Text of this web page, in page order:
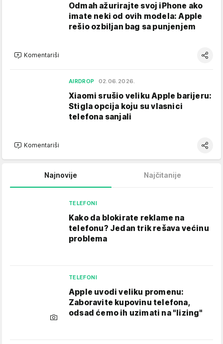
Odmah ažurirajte svoj iPhone ako
imate neki od ovih modela: Apple
rešio ozbiljan bag sa punjenjem
Komentariši
AIRDROP 02.06.2026.
Xiaomi srušio veliku Apple barijeru:
Stigla opcija koju su vlasnici
telefona sanjali
Komentariši
Najnovije Najčitanije
TELEFONI
Kako da blokirate reklame na
telefonu​? Jedan trik rešava većinu
problema
TELEFONI
Apple uvodi veliku promenu:
Zaboravite kupovinu telefona,
odsad ćemo ih uzimati na "lizing"